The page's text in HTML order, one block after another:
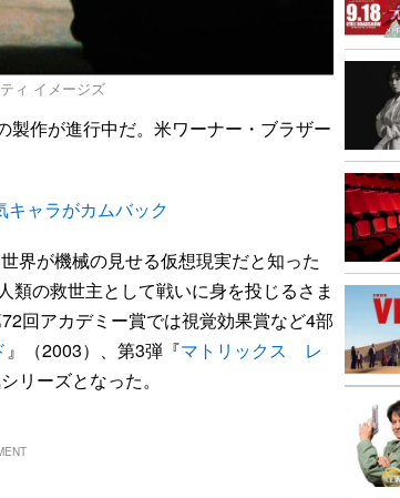
ィ イメージズ
製作が進行中だ。米ワーナー・ブラザー
キャラがカムバック
界が機械の見せる仮想現実だと知った
類の救世主として戦いに身を投じるさま
回アカデミー賞では視覚効果賞など4部
』（2003）、第3弾『マトリックス レ
リーズとなった。